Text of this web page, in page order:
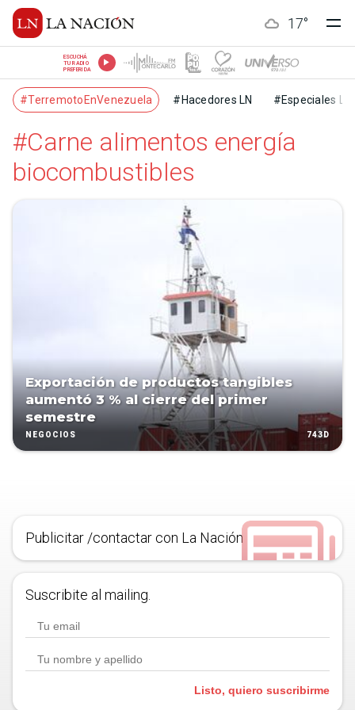
17°
ESCUCHÁ
TU RADIO
PREFERIDA
#TerremotoEnVenezuela #Hacedores LN #Especiales LN
#Carne alimentos energía
biocombustibles
Exportación de productos tangibles
aumentó 3 % al cierre del primer
semestre
NEGOCIOS 743D
Publicitar /contactar con La Nación
Suscribite al mailing.
Listo, quiero suscribirme